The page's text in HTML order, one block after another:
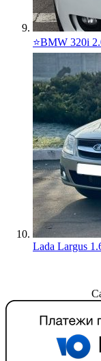
⭐️BMW 320i
Lada Largus